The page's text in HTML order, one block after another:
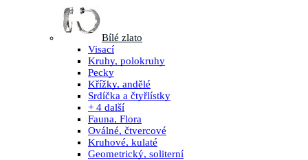
Bílé zlato
Visací
Kruhy, polokruhy
Pecky
Křížky, andělé
Srdíčka a čtyřlístky
+ 4 další
Fauna, Flora
Oválné, čtvercové
Kruhové, kulaté
Geometrický, soliterní